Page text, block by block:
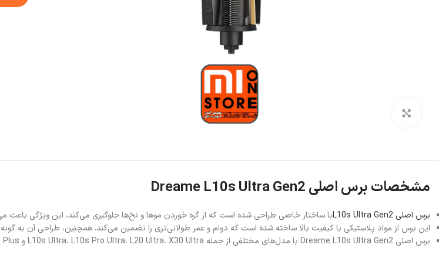
مشخصات برس اصلی Dreame L10s Ultra Gen2
برس اصلی L10s Ultra Gen2
با ساختار خاصی طراحی شده است که از گره خوردن موها و نخ‌ها جلوگیری می‌کند، این ویژگی باعث
این برس از مواد پلاستیکی با کیفیت بالا ساخته شده است که دوام و عمر طولانی‌تری را تضمین می‌کند. همچنین، طراحی آن به
برس اصلی Dreame L10s Ultra Gen2 با مدل‌های مختلفی از جمله L10s Ultra، L10s Pro Ultra، L20 Ultra، X30 Ultra و D10s Plus سازگار است، که این امر انعطاف‌پذیری بیشتری را برای کاربران فراهم می‌کند.